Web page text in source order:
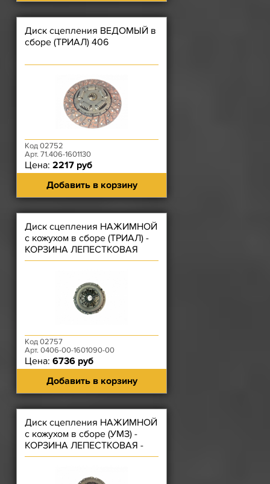
Диск сцепления ВЕДОМЫЙ в
сборе (ТРИАЛ) 406
Код 02752
Арт. 71.406-1601130
Цена: 2217 руб
Добавить в корзину
Диск сцепления НАЖИМНОЙ
с кожухом в сборе (ТРИАЛ) -
КОРЗИНА ЛЕПЕСТКОВАЯ
ЗМЗ-406, 402 Универсальный
Код 02757
Арт. 0406-00-1601090-00
Цена: 6736 руб
Добавить в корзину
Диск сцепления НАЖИМНОЙ
с кожухом в сборе (УМЗ) -
КОРЗИНА ЛЕПЕСТКОВАЯ -
(под Завальцованый подш.)